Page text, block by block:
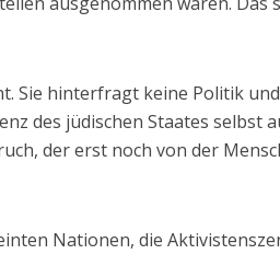
Sie hinterfragt keine Politik und
des jüdischen Staates selbst
der erst noch von der
Nationen, die